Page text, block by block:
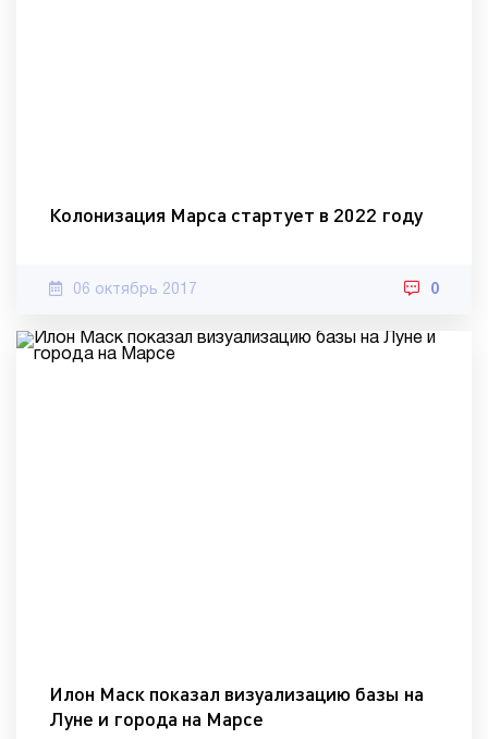
Колонизация Марса стартует в 2022 году
06 октябрь 2017 0
Илон Маск показал визуализацию базы на
Луне и города на Марсе